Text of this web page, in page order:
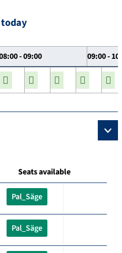
- 09:00 09:00 -
Seats available
Pal_Säge
Pal_Säge